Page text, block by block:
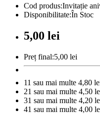
Cod produs:Invitație
Disponibilitate:În Stoc
5,00 lei
Preț final:5,00 lei
11 sau mai multe 4,80
21 sau mai multe 4,50
31 sau mai multe 4,20
41 sau mai multe 4,00